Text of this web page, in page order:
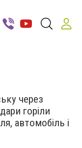
через
горіли
автомобіль і